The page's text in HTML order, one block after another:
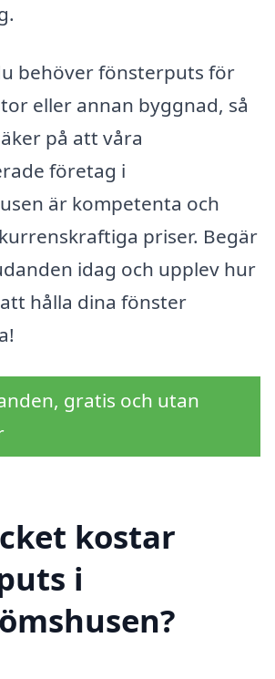
behöver fönsterputs för
eller annan byggnad, så
på att våra
företag i
är kompetenta och
priser. Begär
idag och upplev hur
hålla dina fönster
gratis och utan
kostar
i